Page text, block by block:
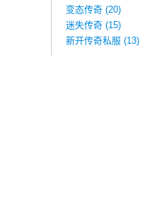
变态传奇 (20)
迷失传奇 (15)
新开传奇私服 (13)